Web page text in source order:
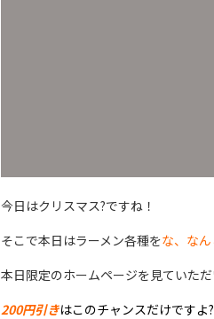
今日はクリスマス?ですね！
そこで本日はラーメン各種をな、なん
本日限定のホームページを見ていた
200円引きはこのチャンスだけですよ